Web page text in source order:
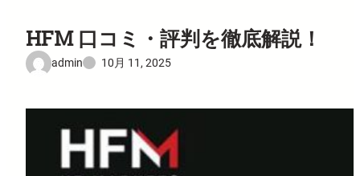
HFM 口コミ・評判を徹底解説！
admin 10月 11, 2025